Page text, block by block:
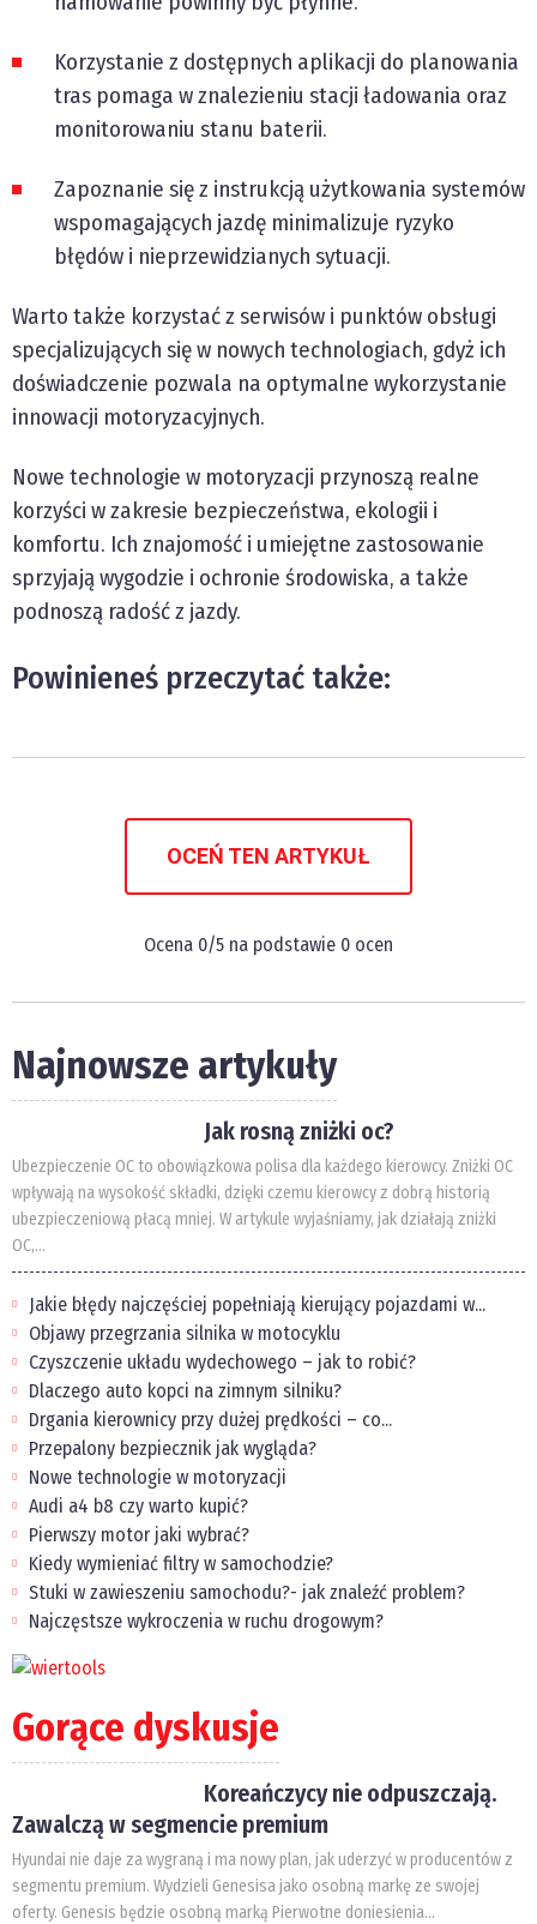
Korzystanie z dostępnych aplikacji do planowania
tras pomaga w znalezieniu stacji ładowania oraz
monitorowaniu stanu baterii.
Zapoznanie się z instrukcją użytkowania systemów
wspomagających jazdę minimalizuje ryzyko
błędów i nieprzewidzianych sytuacji.
Warto także korzystać z serwisów i punktów obsługi
specjalizujących się w nowych technologiach, gdyż ich
doświadczenie pozwala na optymalne wykorzystanie
innowacji motoryzacyjnych.
Nowe technologie w motoryzacji przynoszą realne
korzyści w zakresie bezpieczeństwa, ekologii i
komfortu. Ich znajomość i umiejętne zastosowanie
sprzyjają wygodzie i ochronie środowiska, a także
podnoszą radość z jazdy.
Powinieneś przeczytać także:
OCEŃ TEN ARTYKUŁ
Ocena 0/5 na podstawie 0 ocen
Najnowsze artykuły
Jak rosną zniżki oc?
Ubezpieczenie OC to obowiązkowa polisa dla każdego kierowcy. Zniżki OC
wpływają na wysokość składki, dzięki czemu kierowcy z dobrą historią
ubezpieczeniową płacą mniej. W artykule wyjaśniamy, jak działają zniżki
OC,...
Jakie błędy najczęściej popełniają kierujący pojazdami w...
Objawy przegrzania silnika w motocyklu
Czyszczenie układu wydechowego – jak to robić?
Dlaczego auto kopci na zimnym silniku?
Drgania kierownicy przy dużej prędkości – co...
Przepalony bezpiecznik jak wygląda?
Nowe technologie w motoryzacji
Audi a4 b8 czy warto kupić?
Pierwszy motor jaki wybrać?
Kiedy wymieniać filtry w samochodzie?
Stuki w zawieszeniu samochodu?- jak znaleźć problem?
Najczęstsze wykroczenia w ruchu drogowym?
Gorące dyskusje
Koreańczycy nie odpuszczają.
Zawalczą w segmencie premium
Hyundai nie daje za wygraną i ma nowy plan, jak uderzyć w producentów z
segmentu premium. Wydzieli Genesisa jako osobną markę ze swojej
oferty. Genesis będzie osobną marką Pierwotne doniesienia...